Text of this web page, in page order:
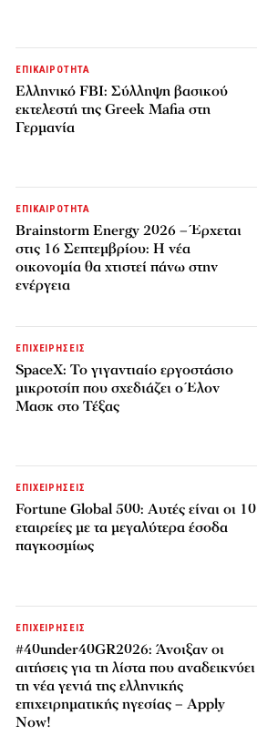
ΕΠΙΚΑΙΡΟΤΗΤΑ
Ελληνικό FBI: Σύλληψη βασικού
εκτελεστή της Greek Mafia στη
Γερμανία
ΕΠΙΚΑΙΡΟΤΗΤΑ
Brainstorm Energy 2026 – Έρχεται
στις 16 Σεπτεμβρίου: Η νέα
οικονομία θα χτιστεί πάνω στην
ενέργεια
ΕΠΙΧΕΙΡΗΣΕΙΣ
SpaceX: Το γιγαντιαίο εργοστάσιο
μικροτσίπ που σχεδιάζει ο Έλον
Μασκ στο Τέξας
ΕΠΙΧΕΙΡΗΣΕΙΣ
Fortune Global 500: Αυτές είναι οι 10
εταιρείες με τα μεγαλύτερα έσοδα
παγκοσμίως
ΕΠΙΧΕΙΡΗΣΕΙΣ
#40under40GR2026: Άνοιξαν οι
αιτήσεις για τη λίστα που αναδεικνύει
τη νέα γενιά της ελληνικής
επιχειρηματικής ηγεσίας – Apply
Now!